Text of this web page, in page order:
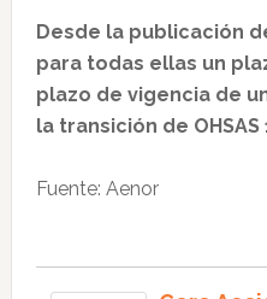
Desde la publicación
para todas ellas un
plazo de vigencia de
la transición de OHSAS
Fuente: Aenor